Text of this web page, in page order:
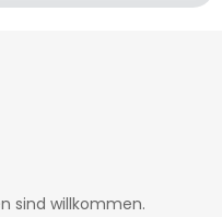
sind willkommen.